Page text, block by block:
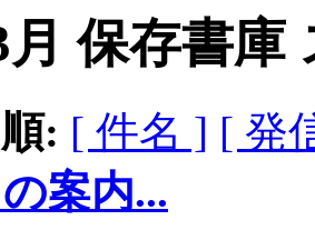
月 保存書庫
: [ 件名 ] [ 発
案内...